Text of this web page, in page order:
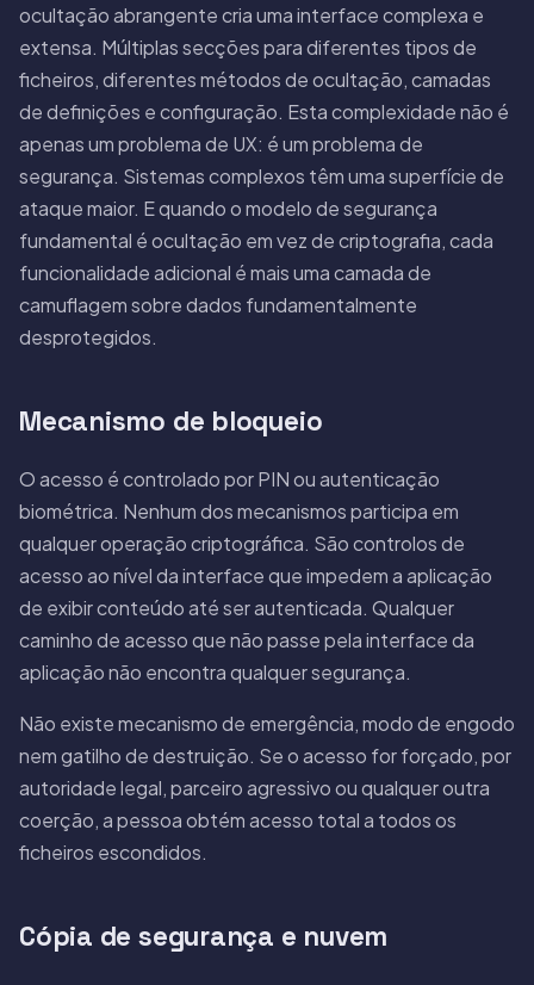
ocultação abrangente cria uma interface complexa e
extensa. Múltiplas secções para diferentes tipos de
ficheiros, diferentes métodos de ocultação, camadas
de definições e configuração. Esta complexidade não é
apenas um problema de UX: é um problema de
segurança. Sistemas complexos têm uma superfície de
ataque maior. E quando o modelo de segurança
fundamental é ocultação em vez de criptografia, cada
funcionalidade adicional é mais uma camada de
camuflagem sobre dados fundamentalmente
desprotegidos.
Mecanismo de bloqueio
O acesso é controlado por PIN ou autenticação
biométrica. Nenhum dos mecanismos participa em
qualquer operação criptográfica. São controlos de
acesso ao nível da interface que impedem a aplicação
de exibir conteúdo até ser autenticada. Qualquer
caminho de acesso que não passe pela interface da
aplicação não encontra qualquer segurança.
Não existe mecanismo de emergência, modo de engodo
nem gatilho de destruição. Se o acesso for forçado, por
autoridade legal, parceiro agressivo ou qualquer outra
coerção, a pessoa obtém acesso total a todos os
ficheiros escondidos.
Cópia de segurança e nuvem